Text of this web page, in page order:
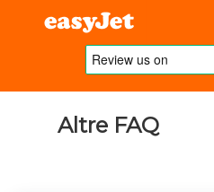
Altre FAQ